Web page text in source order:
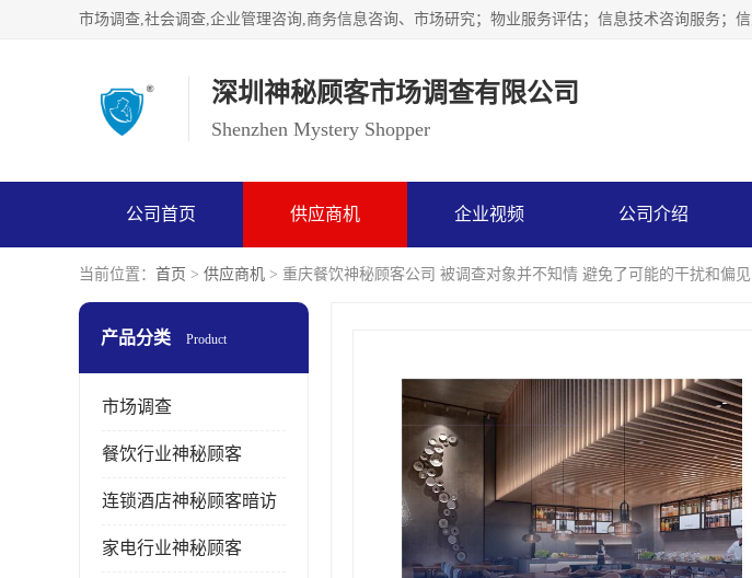
深圳神秘顾客市场调查有限公司
Shenzhen Mystery Shopper
公司首页 供应商机 企业视频 公司介绍
当前位置： 首页 > 供应商机 > 重庆餐饮神秘顾客公司 被调查对象并不知情 避免了可能的干扰和偏见
产品分类 Product
市场调查
餐饮行业神秘顾客
连锁酒店神秘顾客暗访
家电行业神秘顾客